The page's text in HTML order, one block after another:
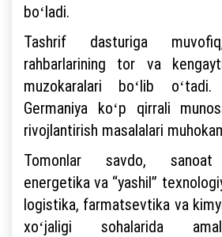
boʻladi.
Tashrif dasturiga
rahbarlarining tor va
muzokaralari boʻlib
Germaniya koʻp qirrali
rivojlantirish masalalari
Tomonlar savdo, sanoat
energetika va “yashil”
logistika, farmatsevtika va
xoʻjaligi sohalarida